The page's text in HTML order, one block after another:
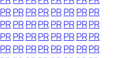
PRPRPRPRPRPR PRPR
PRPRPRPRPRPR PRPR
PRPRPRPRPRPR PRPR
PRPRPRPRPRPR PRPR